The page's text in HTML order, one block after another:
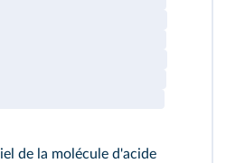
de la molécule d'acide